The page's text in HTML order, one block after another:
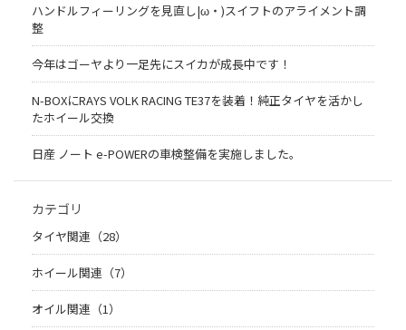
ハンドルフィーリングを見直し|ω・)スイフトのアライメント調
整
今年はゴーヤより一足先にスイカが成長中です！
N-BOXにRAYS VOLK RACING TE37を装着！純正タイヤを活かし
たホイール交換
日産 ノート e-POWERの車検整備を実施しました。
カテゴリ
タイヤ関連（28）
ホイール関連（7）
オイル関連（1）